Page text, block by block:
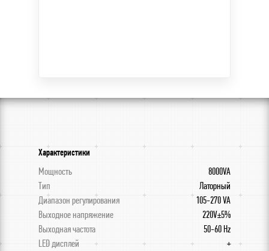
Характеристики
Мощность
8000VA
Тип
Латорный
Диапазон регулирования
105-270 VA
Выходное напряжение
220V±5%
Выходная частота
50-60 Hz
LED дисплей
+